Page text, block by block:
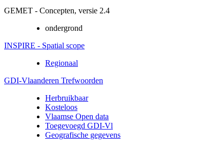
GEMET - Concepten, versie 2.4
ondergrond
INSPIRE - Spatial scope
Regionaal
GDI-Vlaanderen Trefwoorden
Herbruikbaar
Kosteloos
Vlaamse Open data
Toegevoegd GDI-Vl
Geografische gegevens